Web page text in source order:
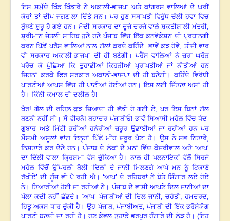
ਇਸ ਸਮੁੱਚੇ ਖਿੰਡ ਖਿੰਡਾਰੇ ਨੇ ਅਕਾਲੀ-ਭਾਜਪਾ ਅਤੇ ਕਾਂਗਰਸ ਵਾਲਿਆਂ ਦੇ ਘਰੀਂ
ਕੇਰਾਂ ਤਾਂ ਦੀਪ ਜਗਣ ਲਾ ਦਿੱਤੇ ਸਨ। ਪਰ ਹੁਣ ਸਥਾਪਤੀ ਵਿਰੁੱਧ ਚੱਲੀ ਹਵਾ ਵਿਚ
ਬੁੱਝਣੇ ਸ਼ੁਰੂ ਹੋ ਗਏ ਹਨ। ਮੋਦੀ ਸਰਕਾਰ ਦਾ ਦੂਜੇ ਦਰਜੇ ਵਾਲੇ ਸ਼ਕਤੀਸ਼ਾਲੀ ਮੰਤਰੀ,
ਸ਼੍ਰੀਮਾਨ ਜੇਤਲੀ ਸਾਹਿਬ ਹੁਣੇ ਹੁਣੇ ਪੰਜਾਬ ਵਿੱਚ ਇੱਕ ਕਨਵੋਕੇਸ਼ਨ ਦੀ ਪ੍ਰਧਾਨਗੀ
ਕਰਨ ਪਿੱਛੋਂ ਪਰੈੱਸ ਵਾਲਿਆਂ ਨਾਲ ਗੱਲਾਂ ਕਰਦੇ ਕਹਿੰਦੇ: ਭਾਵੇਂ ਕੁਝ ਹੋਵੇ, ਤੀਜੀ ਵਾਰ
ਵੀ ਸਰਕਾਰ ਅਕਾਲੀ-ਭਾਜਪਾ ਦੀ ਹੀ ਬਣੇਗੀ। ਪਰੈੱਸ ਵਾਲਿਆਂ ਨੇ ਜ਼ਰਾ ਘਰੋੜ
ਖਰੋਚ ਕੇ ਪੁੱਛਿਆ ਕਿ ਤੁਹਾਡੀਆਂ ਕਿਹੜੀਆਂ ਪ੍ਰਾਪਤੀਆਂ ਜਾਂ ਨੀਤੀਆਂ ਹਨ
ਜਿਹਨਾਂ ਕਰਕੇ ਫਿਰ ਸਰਕਾਰ ਅਕਾਲੀ-ਭਾਜਪਾ ਦੀ ਹੀ ਬਣੇਗੀ। ਕਹਿੰਦੇ ਵਿਰੋਧੀ
ਪਾਰਟੀਆਂ ਆਪਸ ਵਿੱਚ ਹੀ ਪਾਟੀਆਂ ਹੋਈਆਂ ਹਨ। ਇਸ ਲਈ ਜਿੱਤਣਾ ਅਸਾਂ ਹੀ
ਹੈ। ਕਿੰਨੀ ਕਮਾਲ ਦੀ ਦਲੀਲ ਹੈ!
ਖੈਰ! ਗੱਲ ਦੀ ਰਹਿਲ਼ ਕੁਝ ਜ਼ਿਆਦਾ ਹੀ ਵੱਡੀ ਹੋ ਗਈ ਏ,ਪਰ ਇਸ ਬਿਨਾਂ ਗੱਲ
ਬਣਨੀ ਨਹੀਂ ਸੀ। ਸੋ ਵੀਰਨੋ! ਬਹਾਦਰ ਪੰਜਾਬੀਓ! ਭਾਵੇਂ ਸਿਆਸੀ ਮਹੌਲ ਵਿੱਚ ਧੁੰਦ-
ਗੁਬਾਰ ਅਤੇ ਮਿੱਟੀ ਭਰੀਆਂ ਹਨੇਰੀਆਂ ਜ਼ਰੂਰ ਉਡਾਈਆਂ ਜਾ ਰਹੀਆਂ ਹਨ ਪਰ
ਮੌਸਮੀ ਅਸੂਲਾਂ ਵਾਂਗ ਇਨ੍ਹਾਂ ਪਿੱਛੋਂ ਮੀਂਹ ਜ਼ਰੂਰ ਪੈਣਾ ਹੈ। ਉਸ ਨੇ ਸਭ ਨਿਤਾਰੇ,
ਨਿਸਤਾਰੇ ਕਰ ਦੇਣੇ ਹਨ। ਪੰਜਾਬ ਦੇ ਲੋਕਾਂ ਦੇ ਮਨਾਂ ਵਿੱਚ ਕੇਜਰੀਵਾਲ ਅਤੇ ‘ਆਪ’
ਦਾ ਦਿੱਲੀ ਵਾਲਾ ਕ੍ਰਿਸ਼ਮਾ ਵੱਸ ਚੁੱਕਿਆ ਹੈ। ਨਾਲ ਹੀ ਖਲਨਾਇਕਾਂ ਵੱਲੋਂ ਸਿਰਜੇ
ਮਹੌਲ ਵਿੱਚੋਂ ਉੱਪਰਲੀ ਬੋਲੀ ‘ਦਿਲਾਂ ਦੇ ਜਾਨੀ ਮਿਲਣਗੇ ਆਪੇ ਮਨ ਨੂੰ ਟਿਕਾਣੇ
ਰੱਖੀਏ’ਦੀ ਗੂੰਜ ਵੀ ਪੈ ਰਹੀ ਐ।‘ਆਪ’ਦੇ ਰਹਿਬਰਾਂ ਨੇ ਬੋਤੇ ਸ਼ਿੰਗਾਰ ਲਏ ਹੋਏ
ਨੇ। ਤਿਆਰੀਆਂ ਹੋਈ ਜਾ ਰਹੀਆਂ ਨੇ। ਪੰਜਾਬ ਦੇ ਵਾਸੀ ਆਪਣੇ ਦਿਲ ਜਾਨੀਆਂ ਦਾ
ਪੱਲਾ ਕਦੀ ਨਹੀਂ ਛੱਡਦੇ।‘ਆਪ’ ਪੰਜਾਬੀਆਂ ਦੀ ਦਿਲ ਜਾਨੀ, ਚਹੇਤੀ,ਹਮਦਰਦ,
ਹਿਤੂ ਅਕਸ ਧਾਰ ਚੁੱਕੀ ਹੈ। ਉਹ ਪੰਜਾਬ, ਪੰਜਾਬੀਅਤ, ਪੰਜਾਬੀ ਦੀ ਇੱਕ ਭਰੋਸੇਯੋਗ
ਪਾਰਟੀ ਬਣਦੀ ਜਾ ਰਹੀ ਹੈ। ਹੁਣ ਕੇਵਲ ਤੁਹਾਡੇ ਭਰਪੂਰ ਹੁੰਗਾਰੇ ਦੀ ਲੋੜ ਹੈ। (ਇਹ